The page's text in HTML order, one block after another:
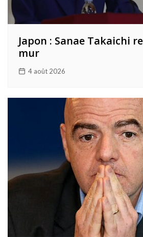
Japon : Sanae Takaichi
mur
4 août 2026